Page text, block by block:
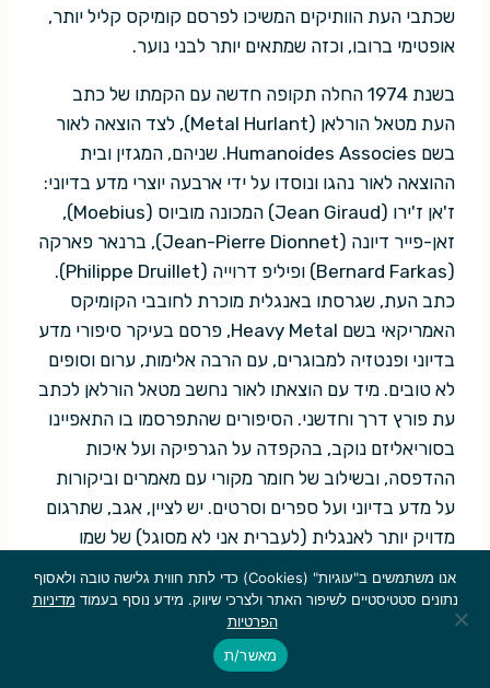
שכתבי העת הוותיקים המשיכו לפרסם קומיקס קליל יותר,
אופטימי ברובו, וכזה שמתאים יותר לבני נוער.
בשנת 1974 החלה תקופה חדשה עם הקמתו של כתב
העת מטאל הורלאן (Metal Hurlant), לצד הוצאה לאור
בשם Humanoides Associes. שניהם, המגזין ובית
ההוצאה לאור נהגו ונוסדו על ידי ארבעה יוצרי מדע בדיוני:
ז'אן ז'ירו (Jean Giraud) המכונה מוביוס (Moebius),
זאן-פייר דיונה (Jean-Pierre Dionnet), ברנאר פארקה
(Bernard Farkas) ופיליפ דרוייה (Philippe Druillet).
כתב העת, שגרסתו באנגלית מוכרת לחובבי הקומיקס
האמריקאי בשם Heavy Metal, פרסם בעיקר סיפורי מדע
בדיוני ופנטזיה למבוגרים, עם הרבה אלימות, ערום וסופים
לא טובים. מיד עם הוצאתו לאור נחשב מטאל הורלאן לכתב
עת פורץ דרך וחדשני. הסיפורים שהתפרסמו בו התאפיינו
בסוריאליזם נוקב, בהקפדה על הגרפיקה ועל איכות
ההדפסה, ובשילוב של חומר מקורי עם מאמרים וביקורות
על מדע בדיוני ועל ספרים וסרטים. יש לציין, אגב, שתרגום
מדויק יותר לאנגלית (לעברית אני לא מסוגל) של שמו
המקורי של כתב העת יהיה Screeching Metal, שם הרבה
יותר אנרכיסטי. המהלך כולו כל נחשב אז מגלומני וראוותני
וכמעט כולם טענו שאין לו סיכוי. למרות התחזיות הקודרות,
אנו משתמשים ב"עוגיות" (Cookies) כדי לתת חווית גלישה טובה ולאסוף
נתונים סטטיסטיים לשיפור האתר ולצרכי שיווק. מידע נוסף בעמוד מדיניות
הפרטיות
מאשר/ת